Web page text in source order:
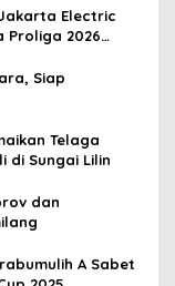
Electric
Proliga 2026
Siap
Telaga
di Sungai Lilin
dan
A Sabet